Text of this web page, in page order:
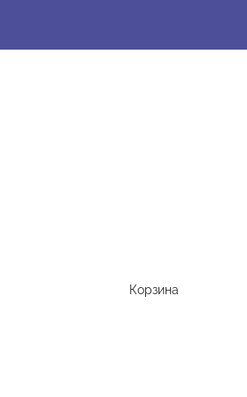
Корзина